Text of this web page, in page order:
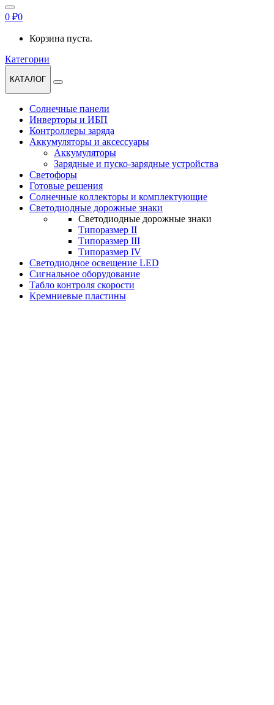
0 ₽0
Корзина пуста.
Категории
КАТАЛОГ
Солнечные панели
Инверторы и ИБП
Контроллеры заряда
Аккумуляторы и аксессуары
Аккумуляторы
Зарядные и пуско-зарядные устройства
Светофоры
Готовые решения
Солнечные коллекторы и комплектующие
Светодиодные дорожные знаки
Светодиодные дорожные знаки
Типоразмер II
Типоразмер III
Типоразмер IV
Светодиодное освещение LED
Сигнальное оборудование
Табло контроля скорости
Кремниевые пластины